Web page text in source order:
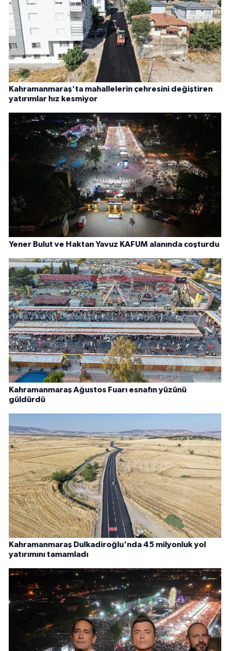
Kahramanmaraş'ta mahallelerin çehresini değiştiren
yatırımlar hız kesmiyor
Yener Bulut ve Haktan Yavuz KAFUM alanında coşturdu
Kahramanmaraş Ağustos Fuarı esnafın yüzünü
güldürdü
Kahramanmaraş Dulkadiroğlu'nda 45 milyonluk yol
yatırımını tamamladı